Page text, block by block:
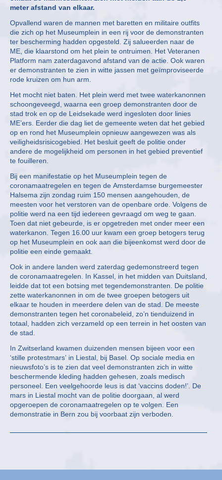
meter afstand van elkaar.
Opvallend waren de mannen met baretten en militaire outfits
die zich op het Museumplein in een rij voor de demonstranten
ter bescherming hadden opgesteld. Zij salueerden naar de
ME, die klaarstond om het plein te ontruimen. Het Veteranen
Platform nam zaterdagavond afstand van de actie. Ook waren
er demonstranten te zien in witte jassen met geïmproviseerde
rode kruizen om hun arm.
Het mocht niet baten. Het plein werd met twee waterkanonnen
schoongeveegd, waarna een groep demonstranten door de
stad trok en op de Leidsekade werd ingesloten door linies
ME’ers. Eerder die dag liet de gemeente weten dat het gebied
op en rond het Museumplein opnieuw aangewezen was als
veiligheidsrisicogebied. Het besluit geeft de politie onder
andere de mogelijkheid om personen in het gebied preventief
te fouilleren.
Bij een manifestatie op het Museumplein tegen de
coronamaatregelen en tegen de Amsterdamse burgemeester
Halsema zijn zondag ruim 150 mensen aangehouden, de
meesten voor het verstoren van de openbare orde. Volgens de
politie werd na een tijd iedereen gevraagd om weg te gaan.
Toen dat niet gebeurde, is er opgetreden met onder meer een
waterkanon. Tegen 16.00 uur kwam een groep betogers terug
op het Museumplein en ook aan die bijeenkomst werd door de
politie een einde gemaakt.
Ook in andere landen werd zaterdag gedemonstreerd tegen
de coronamaatregelen. In Kassel, in het midden van Duitsland,
leidde dat tot een botsing met tegendemonstranten. De politie
zette waterkanonnen in om de twee groepen betogers uit
elkaar te houden in meerdere delen van de stad. De meeste
demonstranten tegen het coronabeleid, zo’n tienduizend in
totaal, hadden zich verzameld op een terrein in het oosten van
de stad.
In Zwitserland kwamen duizenden mensen bijeen voor een
‘stille protestmars’ in Liestal, bij Basel. Op sociale media en
nieuwsfoto’s is te zien dat veel demonstranten zich in witte
beschermende kleding hadden gehesen, zoals medisch
personeel. Een veelgehoorde leus is dat ‘vaccins doden!’. De
mars in Liestal mocht van de politie doorgaan, al werd
opgeroepen de coronamaatregelen op te volgen. Een
demonstratie in Bern zou bij voorbaat zijn verboden.